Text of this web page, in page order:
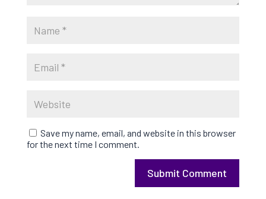
Save my name, email, and website in this browser
for the next time I comment.
Submit Comment